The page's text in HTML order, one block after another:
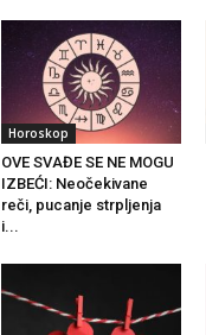
Horoskop
OVE SVAĐE SE NE MOGU
IZBEĆI: Neočekivane
reči, pucanje strpljenja
i...